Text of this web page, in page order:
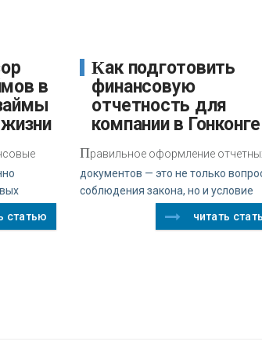
в
статью
Как подготовить
финансовую
отчетность для
компании в Гонконге
Правильное оформление
документов — это не только
соблюдения закона, но и условие
читать